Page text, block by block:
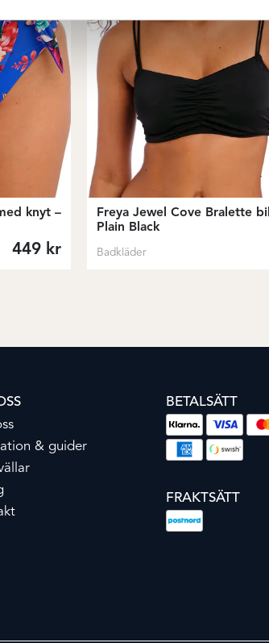
knyt –
449 kr
Freya Jewel Cove Bralette
Plain Black
Badkläder
& guider
BETALSÄTT
FRAKTSÄTT